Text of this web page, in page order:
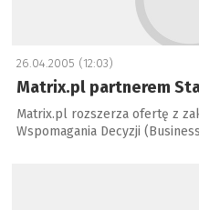
26.04.2005 (12:03)
Matrix.pl partnerem
Matrix.pl rozszerza ofertę z
Wspomagania Decyzji